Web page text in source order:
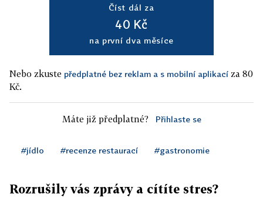
Číst dál za
40 Kč
na první dva měsíce
Nebo zkuste předplatné bez reklam a s mobilní aplikací za 80
Kč.
Máte již předplatné? Přihlaste se
#jídlo #recenze restaurací #gastronomie
Rozrušily vás zprávy a cítíte stres?